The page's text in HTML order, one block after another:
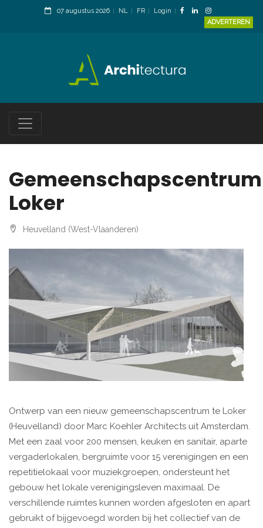
07 augustus 2026 NL FR
Login
ADVERTEREN
Gemeenschapscentrum
Loker
Heuvelland (West-Vlaanderen)
Ontwerp van een nieuw gemeenschapscentrum te Loker
(Heuvelland) door Marc Koehler Architects uit Amsterdam.
Met een zaal voor 200 mensen, keuken en sanitair, aparte
vergaderlokalen, bergruimte voor 15 verenigingen en een
repetitielokaal voor muziekgroepen, ondersteunt het
gebouw het lokale verenigingsleven maximaal. De
verschillende ruimtes kunnen worden afgesloten en apart
gebruikt of bijgevoegd worden bij het collectief van de